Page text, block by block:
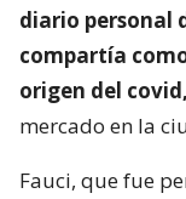
diario personal
compartía
origen del covid,
mercado en la
Fauci, que fue